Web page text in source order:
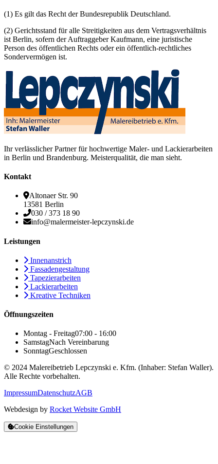
(1) Es gilt das Recht der Bundesrepublik Deutschland.
(2) Gerichtsstand für alle Streitigkeiten aus dem Vertragsverhältnis
ist Berlin, sofern der Auftraggeber Kaufmann, eine juristische
Person des öffentlichen Rechts oder ein öffentlich-rechtliches
Sondervermögen ist.
Ihr verlässlicher Partner für hochwertige Maler- und Lackierarbeiten
in Berlin und Brandenburg. Meisterqualität, die man sieht.
Kontakt
Altonaer Str. 90
13581 Berlin
030 / 373 18 90
info@malermeister-lepczynski.de
Leistungen
Innenanstrich
Fassadengestaltung
Tapezierarbeiten
Lackierarbeiten
Kreative Techniken
Öffnungszeiten
Montag - Freitag07:00 - 16:00
SamstagNach Vereinbarung
SonntagGeschlossen
© 2024 Malereibetrieb Lepczynski e. Kfm. (Inhaber: Stefan Waller).
Alle Rechte vorbehalten.
ImpressumDatenschutzAGB
Webdesign by Rocket Website GmbH
Cookie Einstellungen